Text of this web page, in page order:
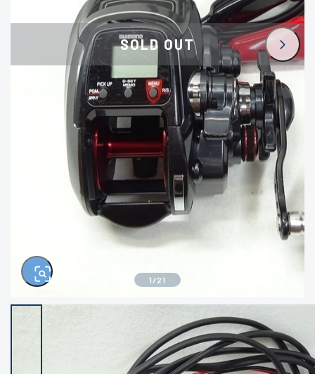
イシグロ豊橋向山店
イシグロ岐阜店
イシグロ高林店
イシグロ西尾店
イシグロ三河安城店
イシグロ半田店
イシグロ岡崎大樹寺店
イシグロ岡崎若松店
イシグロ焼津店
イシグロ掛川店
イシグロ沼津店
イシグロ駿東柿田川店
イシグロ富士店
D
著しく状態が悪いが使用はで
きるもの、改造品も含む
※ルアー、エギ、雑品、その他につきましては
ランク表記はございません。 状態は写真にて
ご確認ください。
SOLD OUT
1 /21